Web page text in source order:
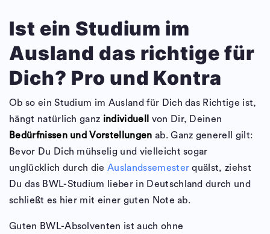
Ist ein Studium im
Ausland das richtige für
Dich? Pro und Kontra
Ob so ein Studium im Ausland für Dich das Richtige ist,
hängt natürlich ganz individuell
von Dir, Deinen
Bedürfnissen und Vorstellungen ab. Ganz generell gilt:
Bevor Du Dich mühselig und vielleicht sogar
unglücklich durch dieAuslandssemester quälst, ziehst
Du das BWL-Studium lieber in Deutschland durch und
schließt es hier mit einer guten Note ab.
Guten BWL-Absolventen ist auch ohne